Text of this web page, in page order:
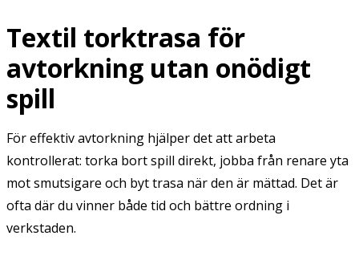
Textil torktrasa för
avtorkning utan onödigt
spill
För effektiv avtorkning hjälper det att arbeta
kontrollerat: torka bort spill direkt, jobba från renare yta
mot smutsigare och byt trasa när den är mättad. Det är
ofta där du vinner både tid och bättre ordning i
verkstaden.